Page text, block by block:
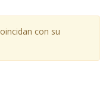
con su